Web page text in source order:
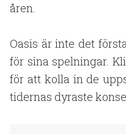
åren.
Oasis är inte det
för sina spelningar.
för att kolla in de
tidernas dyraste